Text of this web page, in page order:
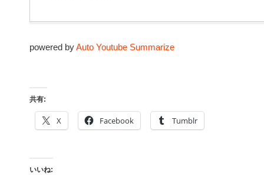
powered byAuto Youtube Summarize
共有:
X Facebook Tumblr
いいね: